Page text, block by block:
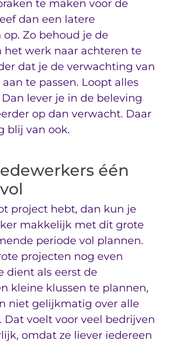
te maken voor de
dan een latere
Zo behoud je de
werk naar achteren te
dat je de verwachting van
te passen. Loopt alles
lever je in de beleving
op dan verwacht. Daar
blij van ook.
één
project hebt, dan kun je
makkelijk met dit grote
periode vol plannen.
projecten nog even
dient als eerst de
kleine klussen te plannen,
niet gelijkmatig over alle
Dat voelt voor veel bedrijven
omdat ze liever iedereen